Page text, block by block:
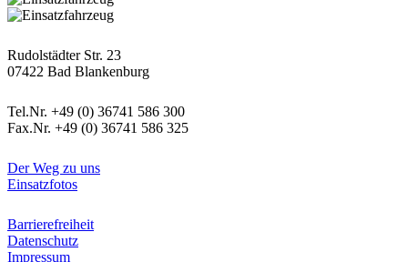
Rudolstädter Str. 23
07422 Bad Blankenburg
Tel.Nr. +49 (0) 36741 586 300
Fax.Nr. +49 (0) 36741 586 325
Der Weg zu uns
Einsatzfotos
Barrierefreiheit
Datenschutz
Impressum